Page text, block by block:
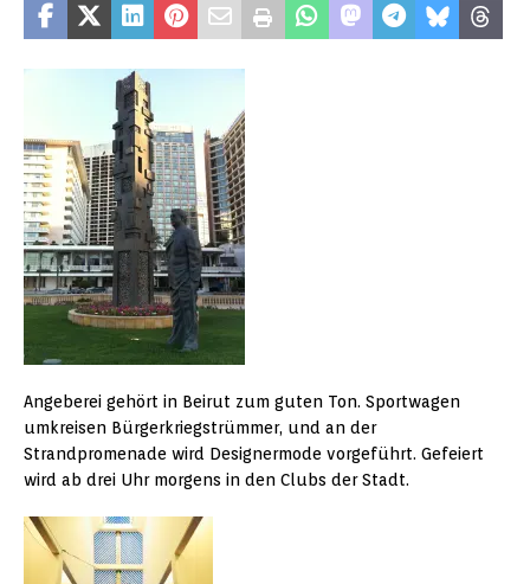
Angeberei gehört in Beirut zum guten Ton. Sportwagen
umkreisen Bürgerkriegstrümmer, und an der
Strandpromenade wird Designermode vorgeführt. Gefeiert
wird ab drei Uhr morgens in den Clubs der Stadt.